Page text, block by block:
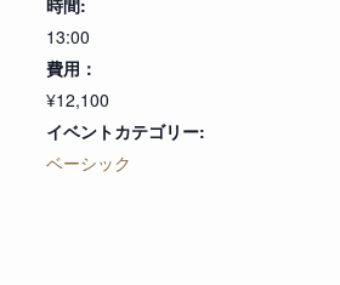
13:00
費用：
¥12,100
イベントカテゴリー:
ベーシック